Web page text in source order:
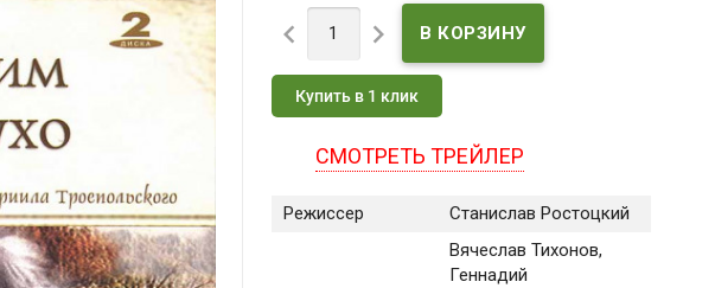
 
Купить в 1 клик
СМОТРЕТЬ ТРЕЙЛЕР
Режиссер Станислав Ростоцкий
Вячеслав Тихонов,
Геннадий